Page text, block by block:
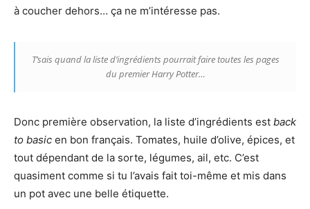
à coucher dehors… ça ne m’intéresse pas.
T’sais quand la liste d’ingrédients pourrait faire toutes les pages
du premier Harry Potter…
Donc première observation, la liste d’ingrédients est back
to basic en bon français. Tomates, huile d’olive, épices, et
tout dépendant de la sorte, légumes, ail, etc. C’est
quasiment comme si tu l’avais fait toi-même et mis dans
un pot avec une belle étiquette.